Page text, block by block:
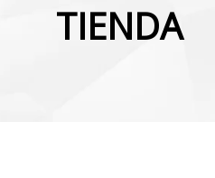
TIENDA